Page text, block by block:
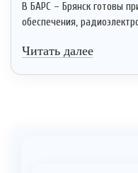
В БАРС – Брянск готовы
обеспечения,
Читать далее